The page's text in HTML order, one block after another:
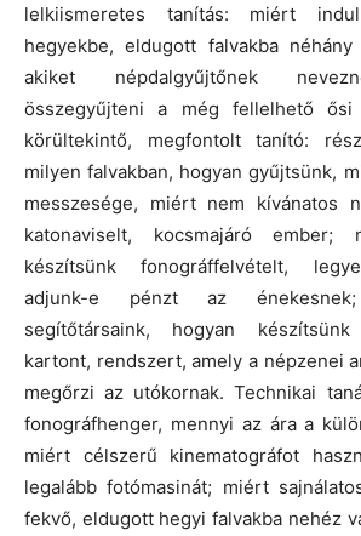
lelkiismeretes tanítás: miért
hegyekbe, eldugott falvakba néhány
akiket népdalgyűjtőnek
összegyűjteni a még fellelhető ősi
körültekintő, megfontolt tanító:
milyen falvakban, hogyan gyűjtsünk,
messzesége, miért nem kívánatos
katonaviselt, kocsmajáró
készítsünk fonográffelvételt,
adjunk-e pénzt az
segítőtársaink, hogyan
kartont, rendszert, amely a népzenei
megőrzi az utókornak. Technikai
fonográfhenger, mennyi az ára a
miért célszerű kinematográfot
legalább fotómasinát; miért
fekvő, eldugott hegyi falvakba nehéz